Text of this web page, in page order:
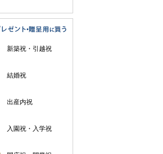
新築祝・引越祝
結婚祝
出産内祝
入園祝・入学祝